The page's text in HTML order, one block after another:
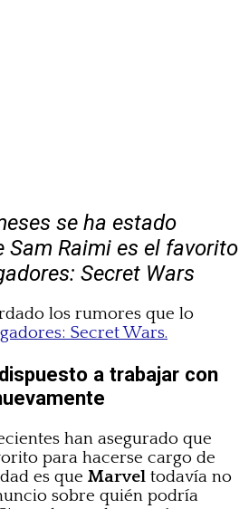
se ha estado
Sam Raimi es el favorito
Secret Wars
los rumores que lo
Secret Wars.
a trabajar con
han asegurado que
para hacerse cargo de
es que Marvel todavía no
sobre quién podría